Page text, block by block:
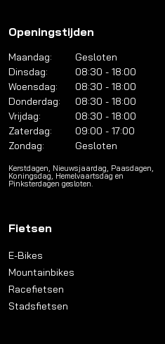
Openingstijden
Maandag:
Gesloten
Dinsdag:
08:30 - 18:00
Woensdag:
08:30 - 18:00
Donderdag:
08:30 - 18:00
Vrijdag:
08:30 - 18:00
Zaterdag:
09:00 - 17:00
Zondag:
Gesloten
Kerstdagen, Nieuwsjaardag, Paasdagen,
Koningsdag, Hemelvaartsdag en
Pinksterdagen gesloten.
Fietsen
E-Bikes
Mountainbikes
Racefietsen
Stadsfietsen